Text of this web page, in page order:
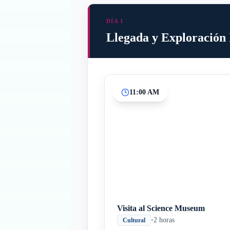
DÍA 1
Llegada y
11:00 AM
Visita al Science Museum
Cultural •2 horas